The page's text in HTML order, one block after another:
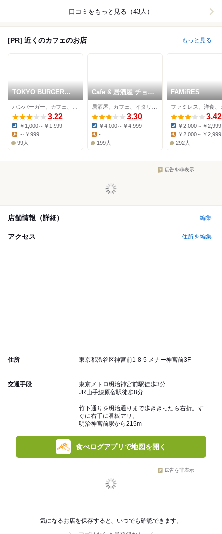
口コミをもっと見る（43人）
[PR] 近くのカフェのお店 もっと見る
TOKYO BURGER
CAFE&BAR
3.22
Dinner:
￥1,000～￥1,999
Lunch:
～￥999
99人
Cafe & 居酒屋 チョウ
チン 原宿・表参道店
3.30
Dinner:
￥4,000～￥4,999
-
199人
FAMiRES
ファミレス、洋食、
3.42
Dinner:
￥2,000～￥2,999
￥2,000～￥2,999
292人
広告を非表示
店舗情報（詳細） 編集
アクセス 住所を編集
住所 東京都渋谷区神宮前1-8-5 メナー神宮前3F
交通手段
東京メトロ明治神宮前駅徒歩3分
JR山手線原宿駅徒歩8分
竹下通りを明治通りまで歩ききったら右折。す
ぐに右手に看板アリ。
明治神宮前駅から215m
食べログアプリで地図を開く
広告を非表示
気になるお店を保存すると、いつでも確認できます。